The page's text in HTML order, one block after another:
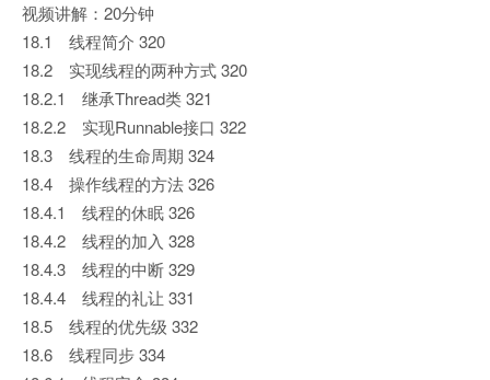
视频讲解：20分钟
18.1 线程简介 320
18.2 实现线程的两种方式 320
18.2.1 继承Thread类 321
18.2.2 实现Runnable接口 322
18.3 线程的生命周期 324
18.4 操作线程的方法 326
18.4.1 线程的休眠 326
18.4.2 线程的加入 328
18.4.3 线程的中断 329
18.4.4 线程的礼让 331
18.5 线程的优先级 332
18.6 线程同步 334